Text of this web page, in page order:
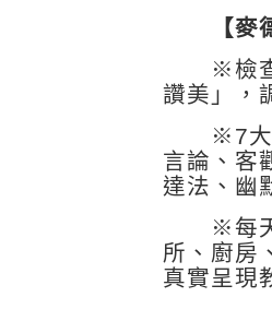
【
※檢查
讚美」，
※7大超
言論、客
達法、幽
※每天
所、廚房
真實呈現